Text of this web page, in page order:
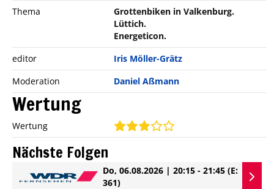
Thema
Grottenbiken in Valkenburg.
Lüttich.
Energeticon.
editor
Iris Möller-Grätz
Moderation
Daniel Aßmann
Wertung
Wertung
Nächste Folgen
Do, 06.08.2026 | 20:15 - 21:45 (E:
361)